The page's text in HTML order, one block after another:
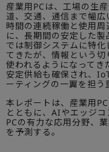
産業用PCは、工場の生
道、交通、通信まで幅
時間の連続稼働と使用
に、長期間の安定した
では制御システムに特
てきたが、情報という
使われるようになってき
安定供給も確保され、
ーティングの一翼を担う
本レポートは、産業用
とともに、AIやエッジ
PCの有力な応用分野、
を予測する。